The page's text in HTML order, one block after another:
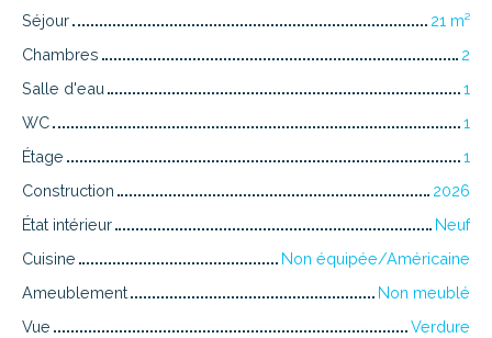
Séjour
21 m²
Chambres
2
Salle d'eau
1
WC
1
Étage
1
Construction
2026
État intérieur
Neuf
Cuisine
Non équipée/Américaine
Ameublement
Non meublé
Vue
Verdure